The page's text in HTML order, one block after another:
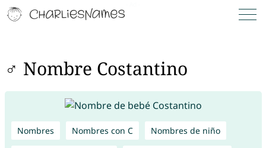
♂ Nombre Costantino
Nombres Nombres con C Nombres de niño